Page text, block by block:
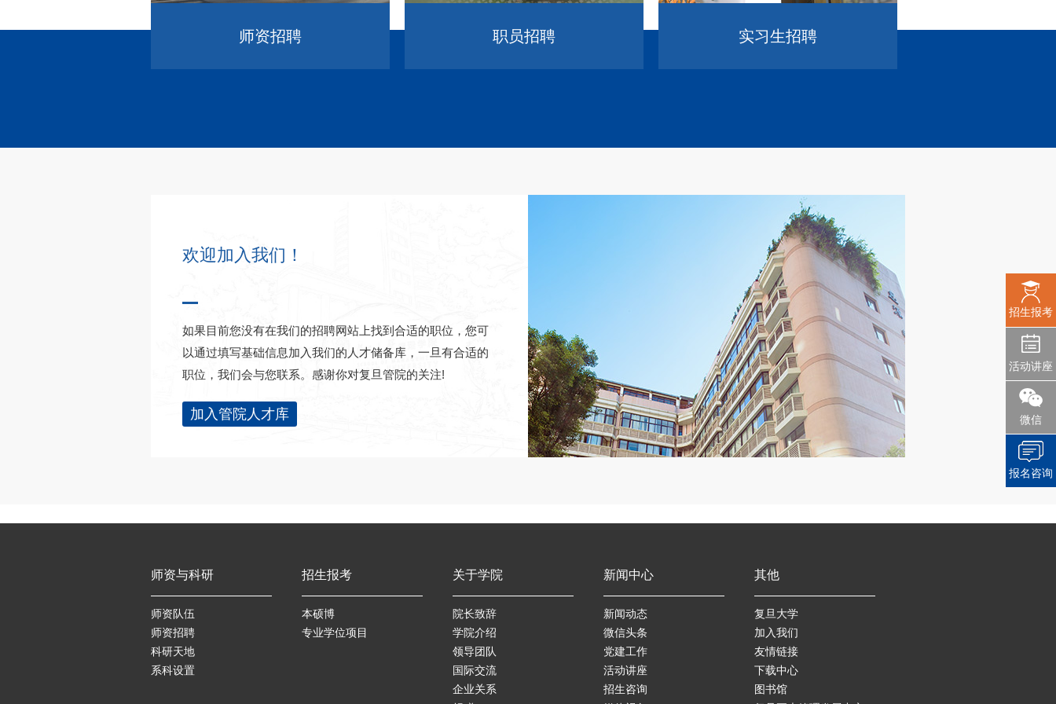
师资招聘 职员招聘 实习生招聘
欢迎加入我们！
如果目前您没有在我们的招聘网站上找到合适的职位，您可
以通过填写基础信息加入我们的人才储备库，一旦有合适的
职位，我们会与您联系。感谢你对复旦管院的关注!
加入管院人才库
师资与科研
师资队伍
师资招聘
科研天地
系科设置
招生报考
本硕博
专业学位项目
关于学院
院长致辞
学院介绍
领导团队
国际交流
企业关系
新闻中心
新闻动态
微信头条
党建工作
活动讲座
招生咨询
其他
复旦大学
加入我们
友情链接
下载中心
图书馆
招生报考
活动讲座
微信
报名咨询